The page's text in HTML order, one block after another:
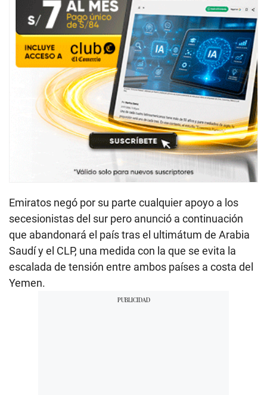
Emiratos negó por su parte cualquier apoyo a los
secesionistas del sur pero anunció a continuación
que abandonará el país tras el ultimátum de Arabia
Saudí y el CLP, una medida con la que se evita la
escalada de tensión entre ambos países a costa del
Yemen.